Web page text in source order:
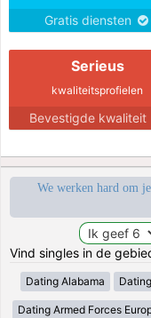
Gratis diensten
Serieus
kwaliteitsprofielen
Bevestigde kwaliteit
We werken hard om
Vind singles in de
Dating Alabama
Dating Armed Forces